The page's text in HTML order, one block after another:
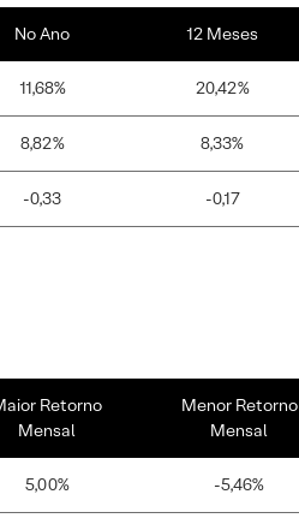
No Ano 12 Meses
11,68% 20,42%
8,82% 8,33%
-0,33 -0,17
Retorno
Mensal
Menor Retorno
Mensal
5,00% -5,46%